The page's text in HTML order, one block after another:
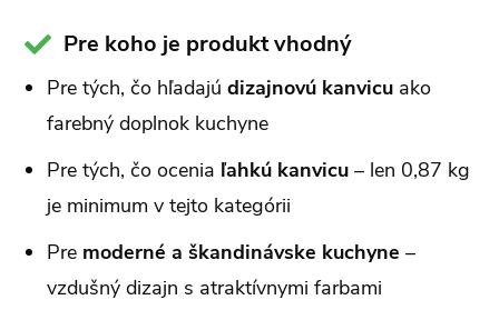
Pre koho je produkt vhodný
Pre tých, čo hľadajú dizajnovú kanvicu ako
farebný doplnok kuchyne
Pre tých, čo ocenia ľahkú kanvicu – len 0,87 kg
je minimum v tejto kategórii
Pre moderné a škandinávske kuchyne –
vzdušný dizajn s atraktívnymi farbami